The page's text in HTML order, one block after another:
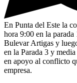
En Punta del Este la
hora 9:00 en la
Bulevar Artigas y
en la Parada 3 y
en apoyo al conflicto
empresa.